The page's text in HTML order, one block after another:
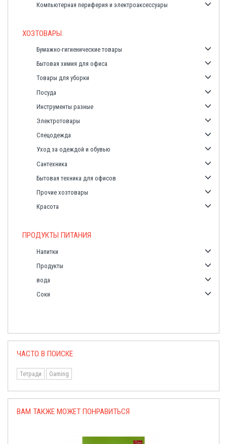
Компьютерная периферия и электроаксессуары
ХОЗТОВАРЫ
Бумажно-гигиенические товары
Бытовая химия для офиса
Товары для уборки
Посуда
Инструменты разные
Электротовары
Спецодежда
Уход за одеждой и обувью
Сантехника
Бытовая техника для офисов
Прочие хозтовары
Красота
ПРОДУКТЫ ПИТАНИЯ
Напитки
Продукты
вода
Соки
ЧАСТО В ПОИСКЕ
Тетради Gaming
ВАМ ТАКЖЕ МОЖЕТ ПОНРАВИТЬСЯ